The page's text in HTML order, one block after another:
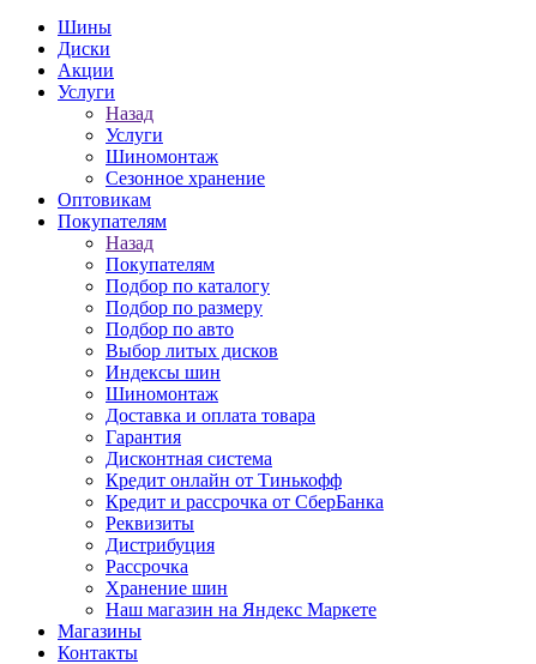
Шины
Диски
Акции
Услуги
Назад
Услуги
Шиномонтаж
Сезонное хранение
Оптовикам
Покупателям
Назад
Покупателям
Подбор по каталогу
Подбор по размеру
Подбор по авто
Выбор литых дисков
Индексы шин
Шиномонтаж
Доставка и оплата товара
Гарантия
Дисконтная система
Кредит онлайн от Тинькофф
Кредит и рассрочка от СберБанка
Реквизиты
Дистрибуция
Рассрочка
Хранение шин
Наш магазин на Яндекс Маркете
Магазины
Контакты